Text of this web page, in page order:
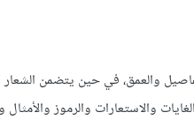
والعمق، في حين يتضمن
والاستعارات والرموز